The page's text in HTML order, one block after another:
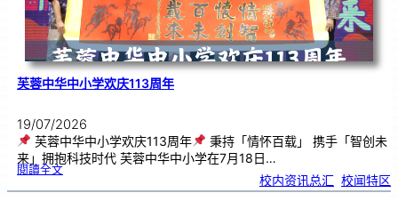
芙蓉中华中小学欢庆113周年
19/07/2026
芙蓉中华中小学欢庆113周年
秉持「情怀百载」 携手「智创未
来」拥抱科技时代 芙蓉中华中小学在7月18日…
閱讀全文:芙
华
校内资讯总汇 校闻特区